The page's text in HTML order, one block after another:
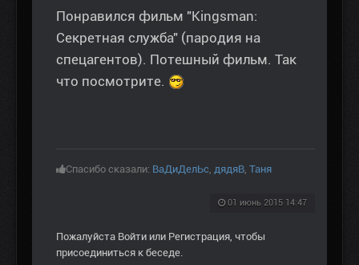
Понравился фильм "Kingsman:
Секретная служба" (пародия на
спецагентов). Потешный фильм. Так
что посмотрите.
Спасибо сказали: ВаДиДелЬс дядяВ Таня
01 июнь 2015 14:47
Пожалуйста Войти или Регистрация , чтобы
присоединиться к беседе.